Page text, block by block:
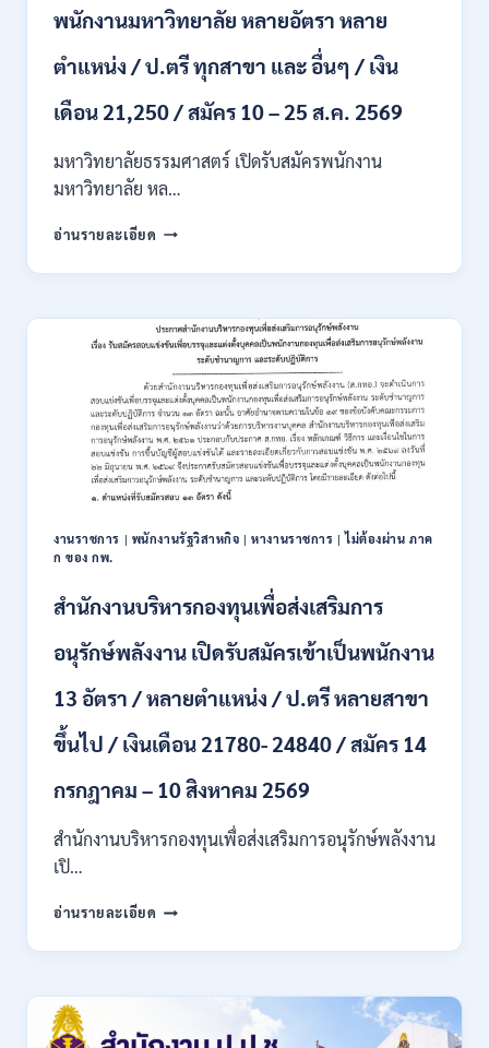
–
11
ส.ค.
2569
พนักงานมหาวิทยาลัย หลายอัตรา หลาย
ตำแหน่ง / ป.ตรี ทุกสาขา และ อื่นๆ / เงิน
เดือน 21,250 / สมัคร 10 – 25 ส.ค. 2569
มหาวิทยาลัยธรรมศาสตร์ เปิดรับสมัครพนักงาน
มหาวิทยาลัย หล…
อ่านรายละเอียด มหาวิทยาลัย
เปิด
สมัคร
พนักงาน
มหาวิทยาลัย
หลาย
อัตรา
หลาย
ตำแหน่ง
/
ป.ตรี
สาขา
/
21,250
สมัคร
10
–
ส.ค.
งานราชการ | พนักงานรัฐวิสาหกิจ |หางานราชการ |ไม่ต้องผ่าน ภาค
ก ของ กพ.
สำนักงานบริหารกองทุนเพื่อส่งเสริมการ
อนุรักษ์พลังงาน เปิดรับสมัครเข้าเป็นพนักงาน
13 อัตรา / หลายตำแหน่ง / ป.ตรี หลายสาขา
ขึ้นไป / เงินเดือน 21780- 24840 / สมัคร 14
กรกฎาคม – 10 สิงหาคม 2569
สำนักงานบริหารกองทุนเพื่อส่งเสริมการอนุรักษ์พลังงาน
เปิ…
อ่านรายละเอียด สำนักงาน
กองทุน
ส่ง
การ